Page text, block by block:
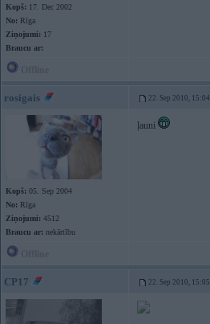
Kopš: 17. Dec 2002
No: Rīga
Ziņojumi: 17
Braucu ar:
rosigais 22. Sep 2010, 15:04
Kopš: 05. Sep 2004
No: Rīga
Ziņojumi: 4512
Braucu ar: nekārtību
ļauni
CP17 22. Sep 2010, 15:05